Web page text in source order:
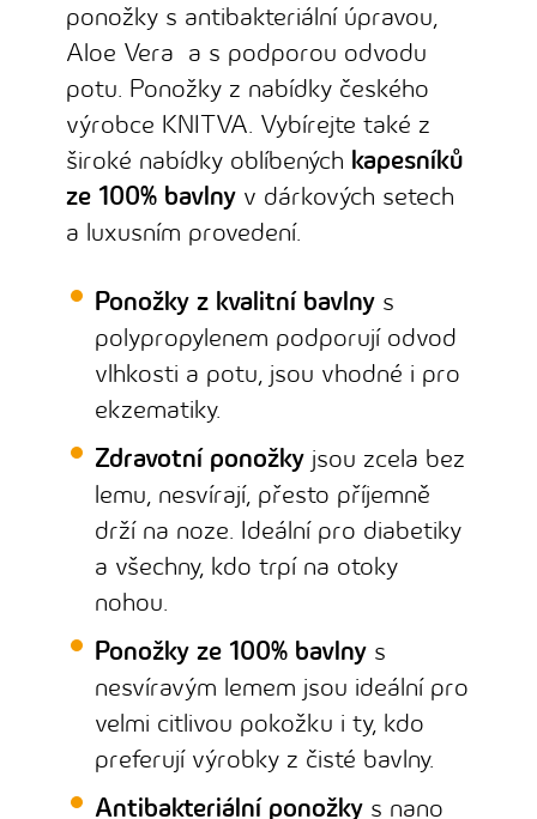
ponožky s antibakteriální úpravou,
Aloe Vera a s podporou odvodu
potu. Ponožky z nabídky českého
výrobce KNITVA. Vybírejte také z
široké nabídky oblíbených kapesníků
ze 100% bavlny v dárkových setech
a luxusním provedení.
Ponožky z kvalitní bavlny s
polypropylenem podporují odvod
vlhkosti a potu, jsou vhodné i pro
ekzematiky.
Zdravotní ponožky jsou zcela bez
lemu, nesvírají, přesto příjemně
drží na noze. Ideální pro diabetiky
a všechny, kdo trpí na otoky
nohou.
Ponožky ze 100% bavlny s
nesvíravým lemem jsou ideální pro
velmi citlivou pokožku i ty, kdo
preferují výrobky z čisté bavlny.
Antibakteriální ponožky s nano